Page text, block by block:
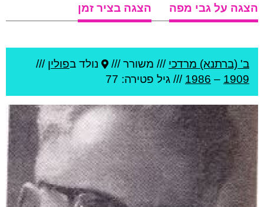
הצגה על גבי מפה
הצגה בציר זמן
ב' (ברתנא) מרדכי /// משורר /// נולד בפולין ///
1909
–
1986 /// גיל פטירה: 77